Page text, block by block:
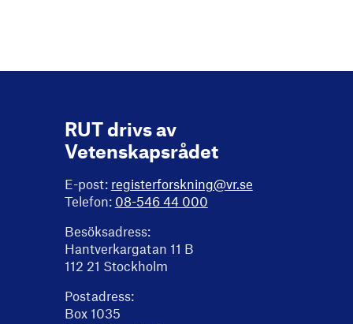
RUT drivs av
Vetenskapsrådet
E-post: registerforskning@vr.se
Telefon: 08-546 44 000
Besöksadress:
Hantverkargatan 11 B
112 21 Stockholm
Postadress:
Box 1035